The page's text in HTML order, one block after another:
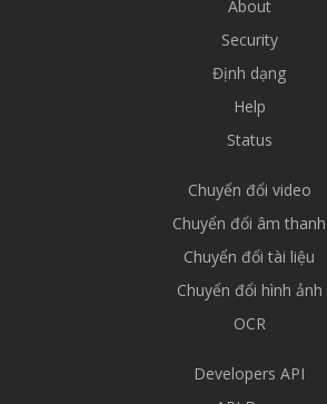
About
Security
Định dạng
Help
Status
Chuyển đổi video
Chuyển đổi âm thanh
Chuyển đổi tài liệu
Chuyển đổi hình ảnh
OCR
Developers API